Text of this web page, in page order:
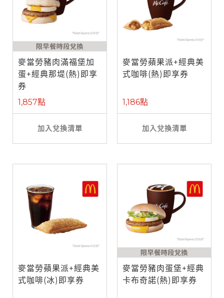
麥當勞豬肉滿福堡加
蛋+經典那堤(熱)即享
券
1,857點
加入兌換清單
麥當勞蘋果派+經典美
式咖啡(熱)即享券
1,186點
加入兌換清單
麥當勞蘋果派+經典美
式咖啡(冰)即享券
麥當勞豬肉蛋堡+經典
卡布奇諾(熱)即享券